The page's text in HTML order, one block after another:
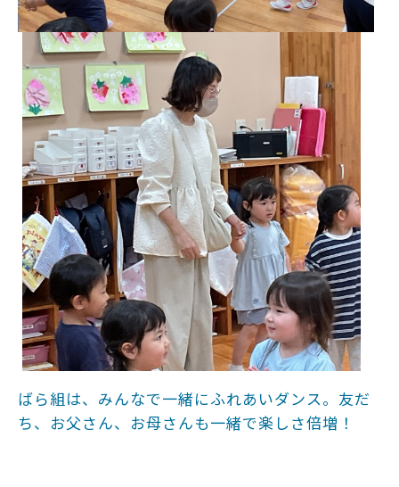
ばら組は、みんなで一緒にふれあいダンス。友だ
ち、お父さん、お母さんも一緒で楽しさ倍増！